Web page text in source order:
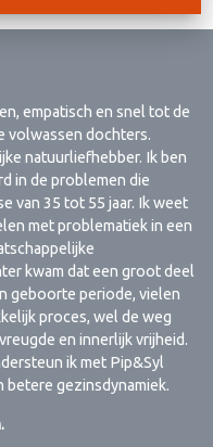
empatisch en snel tot de
volwassen dochters.
natuurliefhebber. Ik ben
in de problemen die
van 35 tot 55 jaar. Ik weet
met problematiek in een
kwam dat een groot deel
geboorte periode, vielen
proces, wel de weg
en innerlijk vrijheid.
ik met Pip&Syl
betere gezinsdynamiek.